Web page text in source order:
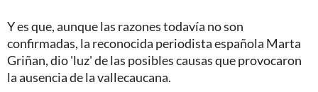
Y es que, aunque las razones todavía no son
confirmadas, la reconocida periodista española Marta
Griñan, dio 'luz' de las posibles causas que provocaron
la ausencia de la vallecaucana.